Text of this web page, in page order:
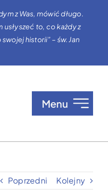
z Was, mówić długo.
usłyszeć to, co każdy z
historii” – św. Jan
Menu
Poprzedni Kolejny